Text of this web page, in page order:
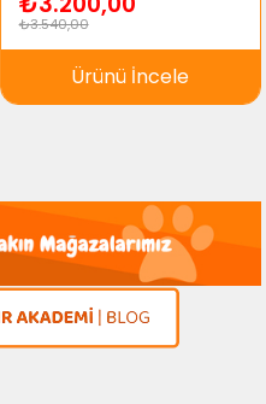
₺3.540,00
Ürünü İncele